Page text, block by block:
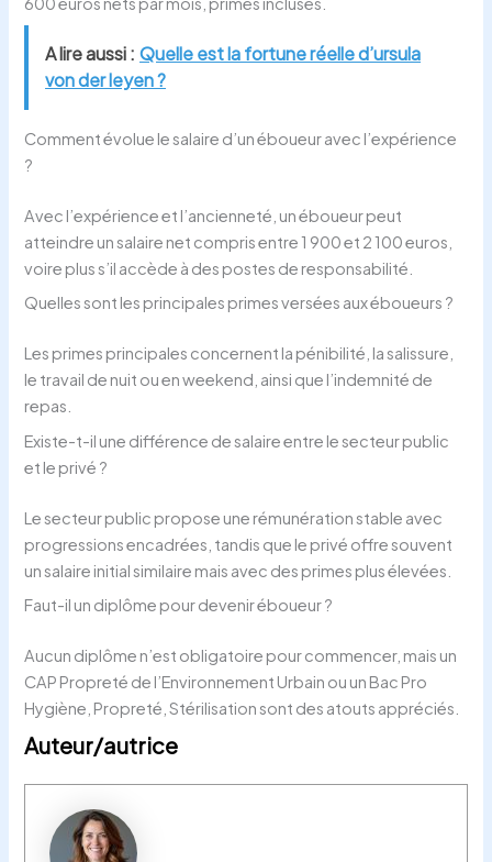
A lire aussi : Quelle est la fortune réelle d’ursula
von der leyen ?
Comment évolue le salaire d’un éboueur avec l’expérience
?
Avec l’expérience et l’ancienneté, un éboueur peut
atteindre un salaire net compris entre 1 900 et 2 100 euros,
voire plus s’il accède à des postes de responsabilité.
Quelles sont les principales primes versées aux éboueurs ?
Les primes principales concernent la pénibilité, la salissure,
le travail de nuit ou en weekend, ainsi que l’indemnité de
repas.
Existe-t-il une différence de salaire entre le secteur public
et le privé ?
Le secteur public propose une rémunération stable avec
progressions encadrées, tandis que le privé offre souvent
un salaire initial similaire mais avec des primes plus élevées.
Faut-il un diplôme pour devenir éboueur ?
Aucun diplôme n’est obligatoire pour commencer, mais un
CAP Propreté de l’Environnement Urbain ou un Bac Pro
Hygiène, Propreté, Stérilisation sont des atouts appréciés.
Auteur/autrice